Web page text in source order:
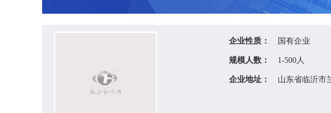
企业性质： 国有企业
规模人数： 1-500人
企业地址： 山东省临沂市